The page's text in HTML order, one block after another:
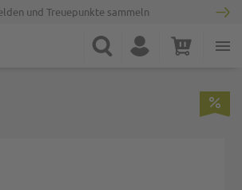
und Treuepunkte sammeln
Suche Konto Warenkorb